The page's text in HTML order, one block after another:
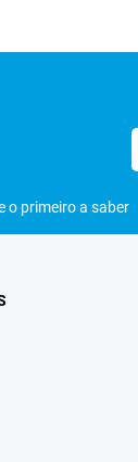
o primeiro a saber